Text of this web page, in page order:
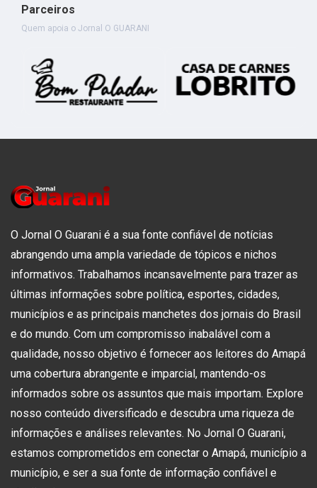
Parceiros
Quem apoia o Jornal O GUARANI
O Jornal O Guarani é a sua fonte confiável de notícias
abrangendo uma ampla variedade de tópicos e nichos
informativos. Trabalhamos incansavelmente para trazer as
últimas informações sobre política, esportes, cidades,
municípios e as principais manchetes dos jornais do Brasil
e do mundo. Com um compromisso inabalável com a
qualidade, nosso objetivo é fornecer aos leitores do Amapá
uma cobertura abrangente e imparcial, mantendo-os
informados sobre os assuntos que mais importam. Explore
nosso conteúdo diversificado e descubra uma riqueza de
informações e análises relevantes. No Jornal O Guarani,
estamos comprometidos em conectar o Amapá, município a
município, e ser a sua fonte de informação confiável e